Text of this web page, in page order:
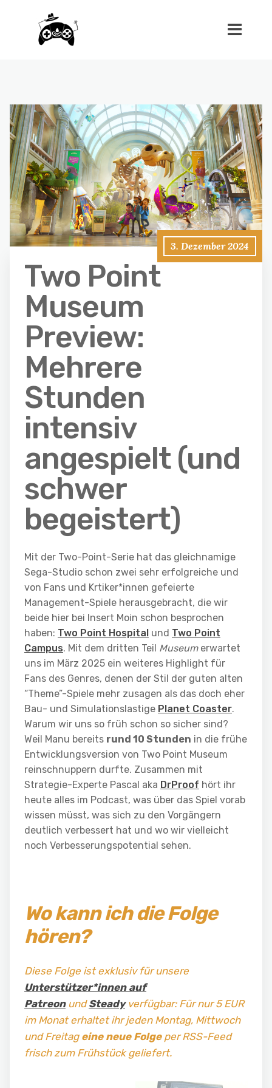
3. Dezember 2024
Two Point
Museum
Preview:
Mehrere
Stunden
intensiv
angespielt (und
schwer
begeistert)
Mit der Two-Point-Serie hat das gleichnamige
Sega-Studio schon zwei sehr erfolgreiche und
von Fans und Krtiker*innen gefeierte
Management-Spiele herausgebracht, die wir
beide hier bei Insert Moin schon besprochen
haben: Two Point Hospital und Two Point
Campus. Mit dem dritten Teil Museum erwartet
uns im März 2025 ein weiteres Highlight für
Fans des Genres, denen der Stil der guten alten
“Theme”-Spiele mehr zusagen als das doch eher
Bau- und Simulationslastige Planet Coaster.
Warum wir uns so früh schon so sicher sind?
Weil Manu bereits rund 10 Stunden in die frühe
Entwicklungsversion von Two Point Museum
reinschnuppern durfte. Zusammen mit
Strategie-Experte Pascal aka DrProof hört ihr
heute alles im Podcast, was über das Spiel vorab
wissen müsst, was sich zu den Vorgängern
deutlich verbessert hat und wo wir vielleicht
noch Verbesserungspotential sehen.
Wo kann ich die Folge
hören?
Diese Folge ist exklusiv für unsere
Unterstützer*innen auf
PatreonundSteadyverfügbar: Für nur 5 EUR
im Monat erhaltet ihr jeden Montag, Mittwoch
und Freitageine neue Folgeper RSS-Feed
frisch zum Frühstück geliefert.